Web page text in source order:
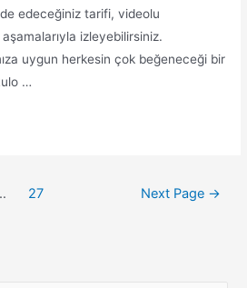
edeceğiniz tarifi, videolu
aşamalarıyla izleyebilirsiniz.
uygun herkesin çok beğeneceği bir
…
27 Next Page →